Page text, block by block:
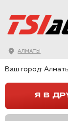
АЛМАТЫ
ПОЛНАЯ
Ваш город:
Я В